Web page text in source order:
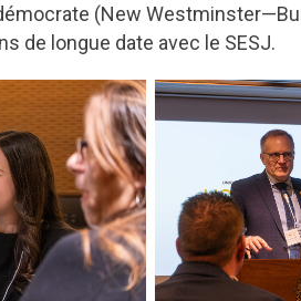
(New
de longue date avec le SESJ.